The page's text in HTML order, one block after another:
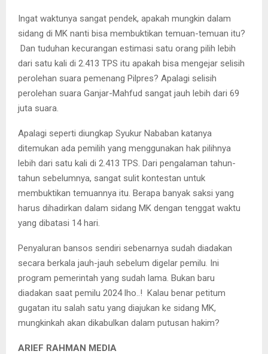
Ingat waktunya sangat pendek, apakah mungkin dalam
sidang di MK nanti bisa membuktikan temuan-temuan itu?
Dan tuduhan kecurangan estimasi satu orang pilih lebih
dari satu kali di 2.413 TPS itu apakah bisa mengejar selisih
perolehan suara pemenang Pilpres? Apalagi selisih
perolehan suara Ganjar-Mahfud sangat jauh lebih dari 69
juta suara.
Apalagi seperti diungkap Syukur Nababan katanya
ditemukan ada pemilih yang menggunakan hak pilihnya
lebih dari satu kali di 2.413 TPS. Dari pengalaman tahun-
tahun sebelumnya, sangat sulit kontestan untuk
membuktikan temuannya itu. Berapa banyak saksi yang
harus dihadirkan dalam sidang MK dengan tenggat waktu
yang dibatasi 14 hari.
Penyaluran bansos sendiri sebenarnya sudah diadakan
secara berkala jauh-jauh sebelum digelar pemilu. Ini
program pemerintah yang sudah lama. Bukan baru
diadakan saat pemilu 2024 lho..! Kalau benar petitum
gugatan itu salah satu yang diajukan ke sidang MK,
mungkinkah akan dikabulkan dalam putusan hakim?
ARIEF RAHMAN MEDIA